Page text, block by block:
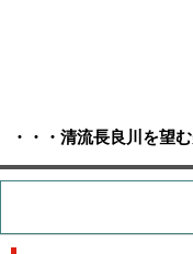
・・・清流長良川を望